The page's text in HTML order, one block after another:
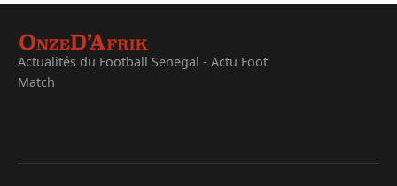
Actualités du Football Senegal - Actu Foot
Match